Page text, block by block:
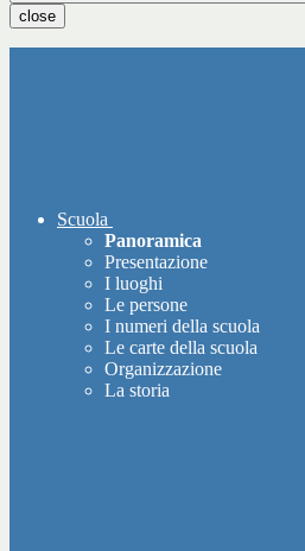
close
Scuola
Panoramica
Presentazione
I luoghi
Le persone
I numeri della scuola
Le carte della scuola
Organizzazione
La storia